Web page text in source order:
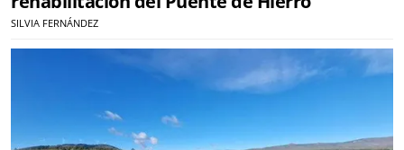
SILVIA FERNÁNDEZ